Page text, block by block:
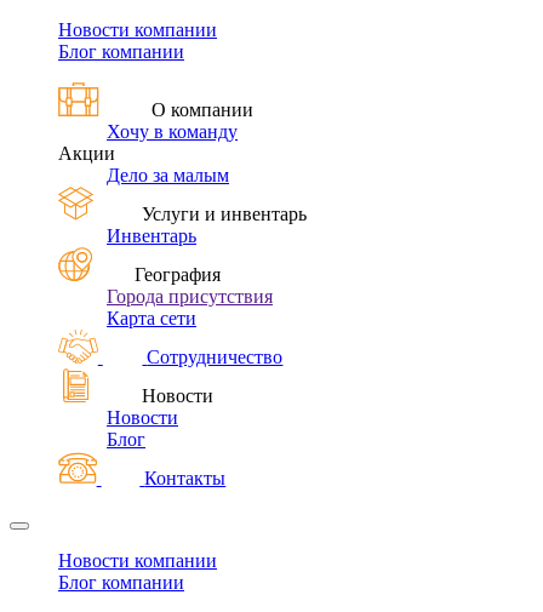
Новости компании
Блог компании
О компании
Хочу в команду
Акции
Дело за малым
Услуги и инвентарь
Инвентарь
География
Города присутствия
Карта сети
Сотрудничество
Новости
Новости
Блог
Контакты
Новости компании
Блог компании